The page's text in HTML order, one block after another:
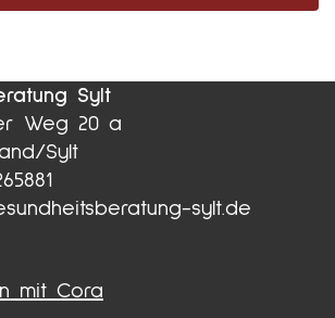
Sylt
Weg 20 a
Sylt
sylt.de
mit Cora